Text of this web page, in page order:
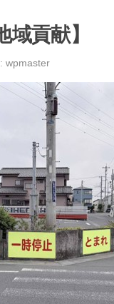
域貢献】
wpmaster